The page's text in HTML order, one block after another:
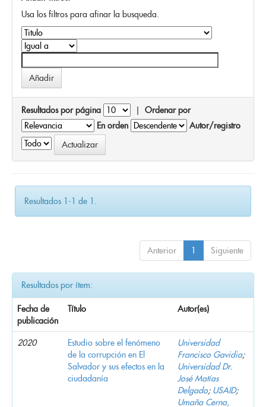
Usa los filtros para afinar la busqueda.
Resultados por página | Ordenar por
En orden
Autor/registro
Resultados 1-1 de 1.
Anterior 1 Siguiente
Resultados por ítem:
Fecha de
publicación
Título Autor(es)
2020
Estudio sobre el fenómeno
de la corrupción en El
Salvador y sus efectos en la
ciudadanía
Universidad
Francisco Gavidia;
Universidad Dr.
José Matías
Delgado; USAID;
Umaña Cerna,